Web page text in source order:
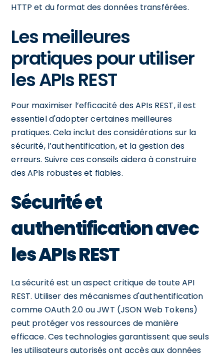
HTTP et du format des données transférées.
Les meilleures
pratiques pour utiliser
les APIs REST
Pour maximiser l’efficacité des APIs REST, il est
essentiel d'adopter certaines meilleures
pratiques. Cela inclut des considérations sur la
sécurité, l’authentification, et la gestion des
erreurs. Suivre ces conseils aidera à construire
des APIs robustes et fiables.
Sécurité et
authentification avec
les APIs REST
La sécurité est un aspect critique de toute API
REST. Utiliser des mécanismes d'authentification
comme OAuth 2.0 ou JWT (JSON Web Tokens)
peut protéger vos ressources de manière
efficace. Ces technologies garantissent que seuls
les utilisateurs autorisés ont accès aux données